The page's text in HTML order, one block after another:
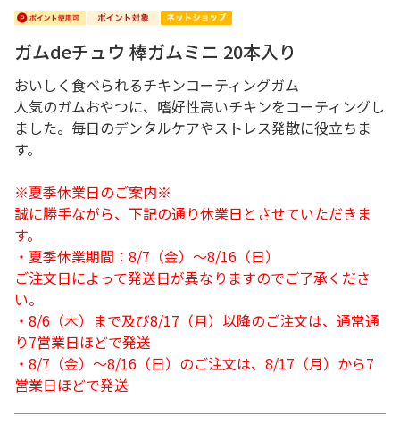
ガムdeチュウ 棒ガムミニ 20本入り
おいしく食べられるチキンコーティングガム
人気のガムおやつに、嗜好性高いチキンをコーティングし
ました。毎日のデンタルケアやストレス発散に役立ちま
す。
※夏季休業日のご案内※
誠に勝手ながら、下記の通り休業日とさせていただきま
す。
・夏季休業期間：8/7（金）～8/16（日）
ご注文日によって発送日が異なりますのでご了承くださ
い。
・8/6（木）まで及び8/17（月）以降のご注文は、通常通
り7営業日ほどで発送
・8/7（金）～8/16（日）のご注文は、8/17（月）から7
営業日ほどで発送